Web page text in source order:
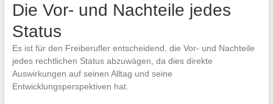
Die Vor- und Nachteile jedes
Status
Es ist für den Freiberufler entscheidend, die Vor- und Nachteile
jedes rechtlichen Status abzuwägen, da dies direkte
Auswirkungen auf seinen Alltag und seine
Entwicklungsperspektiven hat.